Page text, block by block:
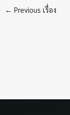
← Previous เรื่อง